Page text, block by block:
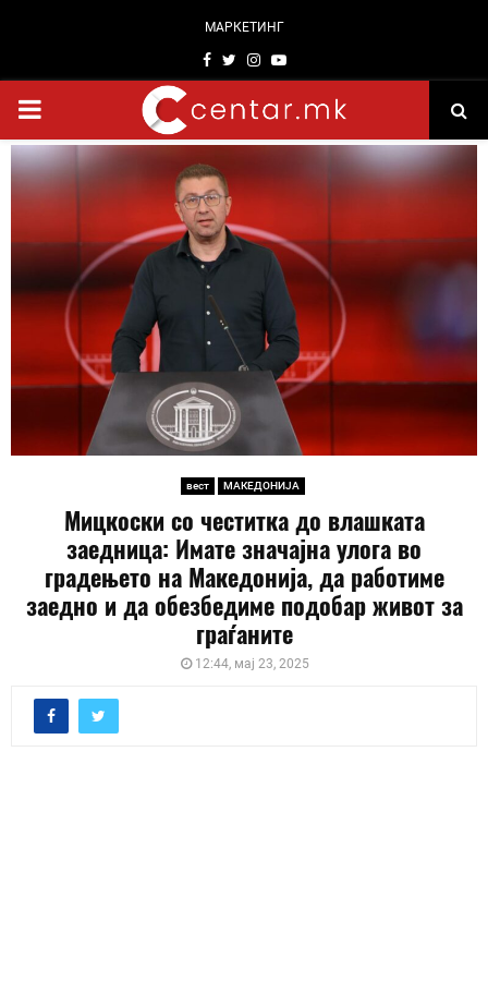
МАРКЕТИНГ
Facebook
TwitterInstagram
Youtube
PRIMARY
MENU
вест МАКЕДОНИЈА
Мицкоски со честитка до влашката
заедница: Имате значајна улога во
градењето на Македонија, да работиме
заедно и да обезбедиме подобар живот за
граѓаните
12:44, мај 23, 2025